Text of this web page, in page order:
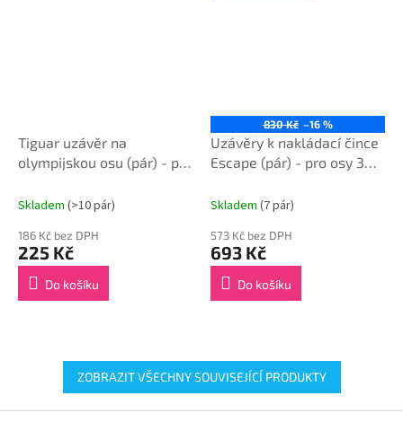
Tiguar uzávěr na
olympijskou osu (pár) - pro
Skladem (>10 pár)
186 Kč bez DPH
225 Kč
Do košíku
830 Kč –16 %
Uzávěry k nakládací čince
Escape (pár) - pro osy 30
Skladem (7 pár)
573 Kč bez DPH
693 Kč
Do košíku
ZOBRAZIT VŠECHNY SOUVISEJÍCÍ PRODUKTY